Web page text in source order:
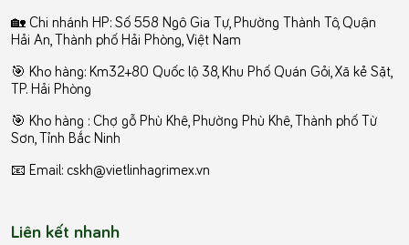
🏡 Chi nhánh HP: Số 558 Ngô Gia Tự, Phường Thành Tô, Quận
Hải An, Thành phố Hải Phòng, Việt Nam
🎯 Kho hàng: Km32+80 Quốc lộ 38, Khu Phố Quán Gỏi, Xã kẻ Sặt,
TP. Hải Phòng
️🎯 Kho hàng : Chợ gỗ Phù Khê, Phường Phù Khê, Thành phố Từ
Sơn, Tỉnh Bắc Ninh
📧 Email: cskh@vietlinhagrimex.vn
Liên kết nhanh